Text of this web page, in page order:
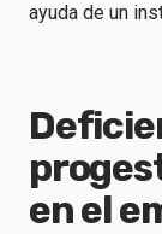
ayuda de un
en el